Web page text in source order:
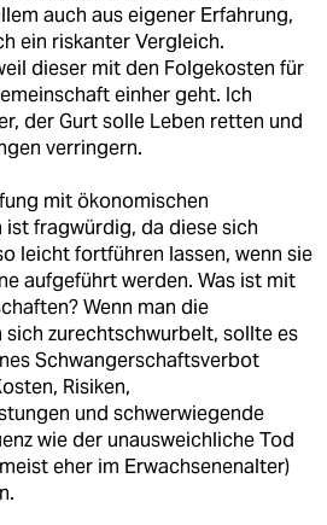
auch aus eigener Erfahrung,
ein riskanter Vergleich.
dieser mit den Folgekosten für
einher geht. Ich
der Gurt solle Leben retten und
verringern.
mit ökonomischen
ist fragwürdig, da diese sich
leicht fortführen lassen, wenn sie
aufgeführt werden. Was ist mit
Wenn man die
sich zurechtschwurbelt, sollte es
Schwangerschaftsverbot
Risiken,
und schwerwiegende
wie der unausweichliche Tod
eher im Erwachsenenalter)